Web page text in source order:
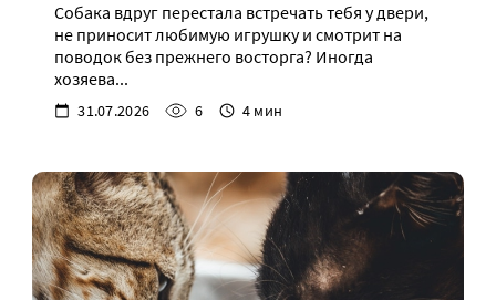
Собака вдруг перестала встречать тебя у двери,
не приносит любимую игрушку и смотрит на
поводок без прежнего восторга? Иногда
хозяева...
31.07.2026 6 4 мин